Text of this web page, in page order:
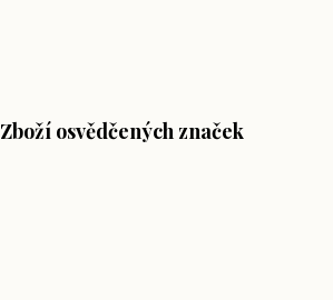
Zboží osvědčených značek